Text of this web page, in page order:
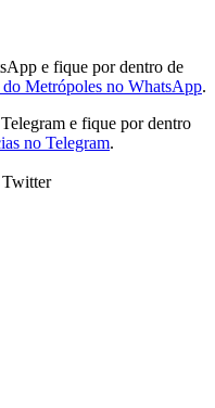
e fique por dentro de
do Metrópoles no WhatsApp.
e fique por dentro
no Telegram.
Twitter